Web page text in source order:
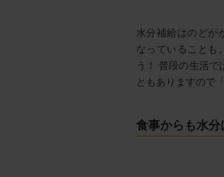
水分補給はのどが
なっていることも
う！ 普段の生活で
ともありますので
食事からも水分